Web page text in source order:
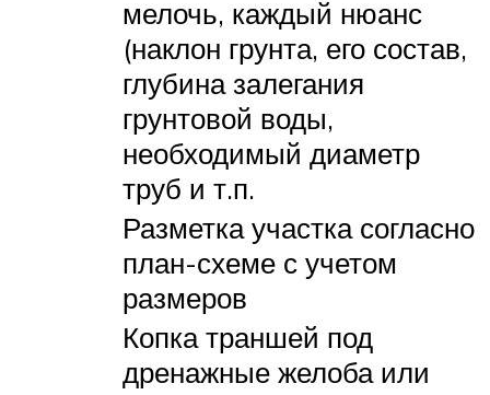
мелочь, каждый нюанс
(наклон грунта, его состав,
глубина залегания
грунтовой воды,
необходимый диаметр
труб и т.п.
Разметка участка согласно
план-схеме с учетом
размеров
Копка траншей под
дренажные желоба или